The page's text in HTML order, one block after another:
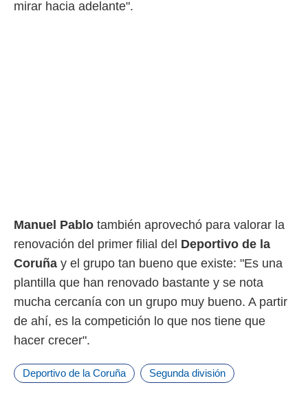
mirar hacia adelante".
Manuel Pablo también aprovechó para valorar la
renovación del primer filial del Deportivo de la
Coruña y el grupo tan bueno que existe: "Es una
plantilla que han renovado bastante y se nota
mucha cercanía con un grupo muy bueno. A partir
de ahí, es la competición lo que nos tiene que
hacer crecer".
Deportivo de la Coruña Segunda división